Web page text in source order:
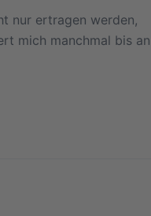
nur ertragen werden,
mich manchmal bis an